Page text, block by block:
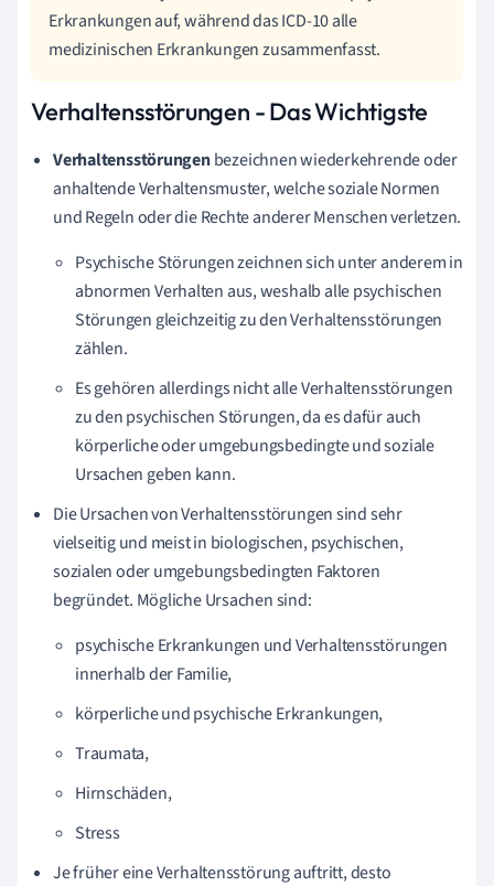
Erkrankungen auf, während das ICD-10 alle
medizinischen Erkrankungen zusammenfasst.
Verhaltensstörungen - Das Wichtigste
Verhaltensstörungenbezeichnen wiederkehrende oder
anhaltende Verhaltensmuster, welche soziale Normen
und Regeln oder die Rechte anderer Menschen verletzen.
Psychische Störungen zeichnen sich unter anderem in
abnormen Verhalten aus, weshalb alle psychischen
Störungen gleichzeitig zu den Verhaltensstörungen
zählen.
Es gehören allerdings nicht alle Verhaltensstörungen
zu den psychischen Störungen, da es dafür auch
körperliche oder umgebungsbedingte und soziale
Ursachen geben kann.
Die Ursachen von Verhaltensstörungen sind sehr
vielseitig und meist in biologischen, psychischen,
sozialen oder umgebungsbedingten Faktoren
begründet. Mögliche Ursachen sind:
psychische Erkrankungen und Verhaltensstörungen
innerhalb der Familie,
körperliche und psychische Erkrankungen,
Traumata,
Hirnschäden,
Stress
Je früher eine Verhaltensstörung auftritt, desto